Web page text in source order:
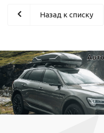
Назад к списку